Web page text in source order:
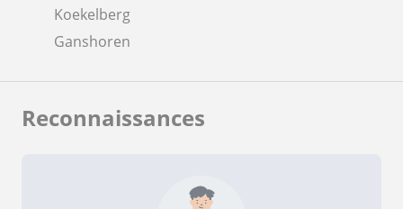
Koekelberg
Ganshoren
Reconnaissances